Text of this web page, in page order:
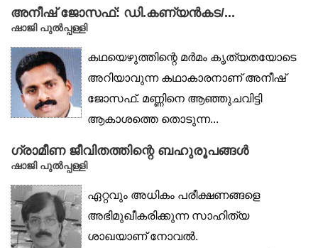
അനീഷ് ജോസഫ്: ഡി.കണ്യൻകട/...
ഷാജി പുൽപ്പള്ളി
കഥയെഴുത്തിന്റെ മർമം കൃത്യതയോടെ
അറിയാവുന്ന കഥാകാരനാണ് അനീഷ്
ജോസഫ്. മണ്ണിനെ ആഞ്ഞുചവിട്ടി
ആകാശത്തെ തൊടുന്ന...
ഗ്രാമീണ ജീവിതത്തിന്റെ ബഹുരൂപങ്ങൾ
ഷാജി പുൽപ്പള്ളി
ഏറ്റവും അധികം പരീക്ഷണങ്ങളെ
അഭിമുഖീകരിക്കുന്ന സാഹിത്യ
ശാഖയാണ് നോവൽ.